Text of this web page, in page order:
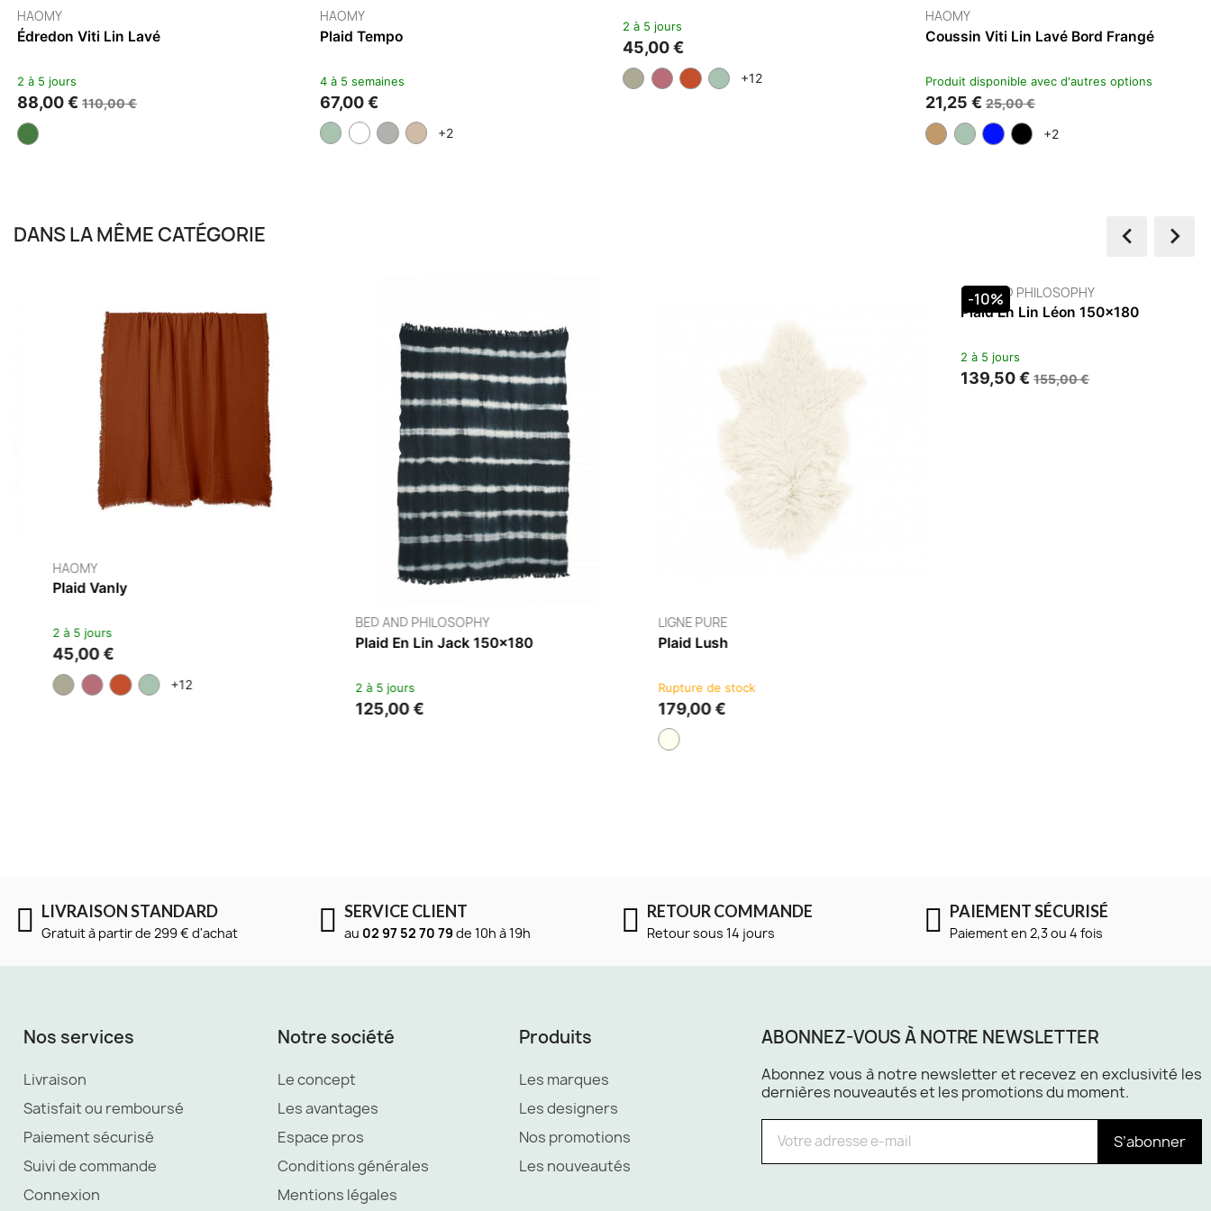
BED AND PHILOSOPHY
Plaid En Lin Jack 150x180
2 à 5 jours
125,00 €
LIGNE PURE
Plaid Lush
Rupture de stock
179,00 €
Édredon Viti Lin Lavé
2 à 5 jours
HAOMY
Plaid Tempo
4 à 5 semaines
67,00 €
DANS LA MÊME CATÉGORIE
Plaid En Lin Léon 150x180
2 à 5 jours
79,00 €
HAOMY
Plaid Tempo
4 à 5 semaines
67,00 €
 
LIVRAISON STANDARD
Gratuit à partir de 299 € d'achat
SERVICE CLIENT
au 02 97 52 70 79 de 10h à 19h
RETOUR COMMANDE
Retour sous 14 jours
PAIEMENT SÉCURISÉ
Paiement en 2,3 ou 4 fois
Nos services
Livraison
Satisfait ou remboursé
Paiement sécurisé
Suivi de commande
Connexion
Notre société
Le concept
Les avantages
Espace pros
Conditions générales
Mentions légales
Produits
Les marques
Les designers
Nos promotions
Les nouveautés
ABONNEZ-VOUS À NOTRE NEWSLETTER
Abonnez vous à notre newsletter et recevez en exclusivité les
dernières nouveautés et les promotions du moment.
S’abonner